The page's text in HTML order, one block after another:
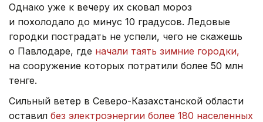
Однако уже к вечеру их сковал мороз
и похолодало до минус 10 градусов. Ледовые
городки пострадать не успели, чего не скажешь
о Павлодаре, где начали таять зимние городки,
на сооружение которых потратили более 50 млн
тенге.
Сильный ветер в Северо-Казахстанской области
оставил без электроэнергии более 180 населенных